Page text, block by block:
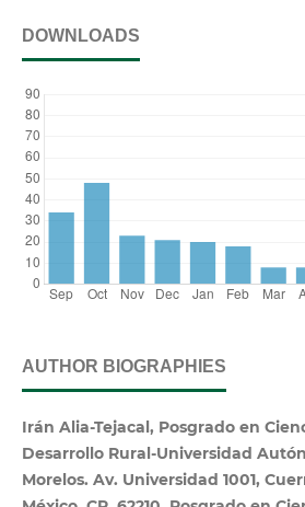
DOWNLOADS
AUTHOR BIOGRAPHIES
Irán Alia-Tejacal, Posgrado en
Desarrollo Rural-Universidad
Morelos. Av. Universidad 1001,